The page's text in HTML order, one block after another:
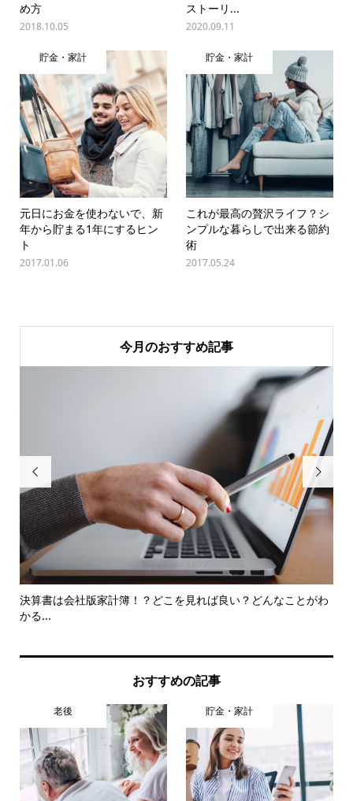
め方
2018.10.05
ストーリ...
2020.09.11
貯金・家計
元日にお金を使わないで、新
年から貯まる1年にするヒン
ト
2017.01.06
貯金・家計
これが最高の贅沢ライフ？シ
ンプルな暮らしで出来る節約
術
2017.05.24
今月のおすすめ記事

決算書は会社版家計簿！？どこを見れば良い？どんなことがわ
かる...

おすすめの記事
老後 貯金・家計